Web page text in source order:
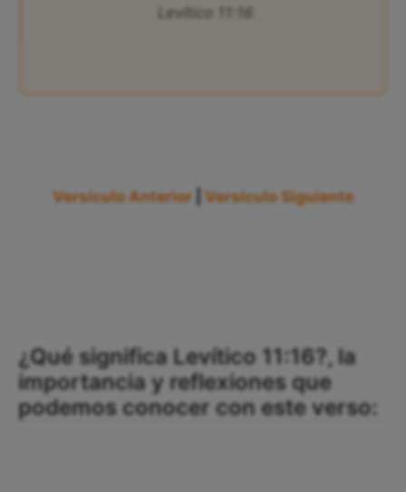
Levítico 11:16
Versículo Anterior Versículo Siguiente
¿Qué significa Levítico 11:16?, la
importancia y reflexiones que
podemos conocer con este verso: